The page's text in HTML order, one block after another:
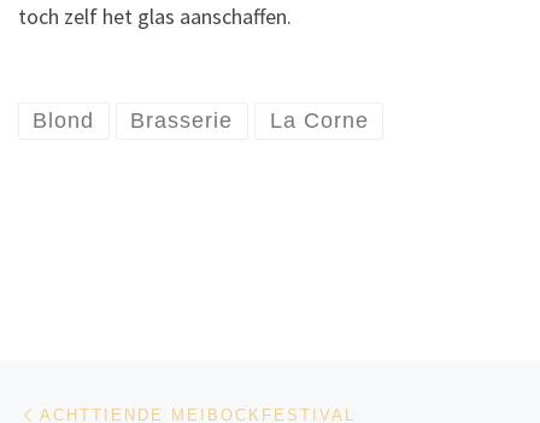
toch zelf het glas aanschaffen.
Blond Brasserie La Corne
Bericht navigatie
ACHTTIENDE MEIBOCKFESTIVAL